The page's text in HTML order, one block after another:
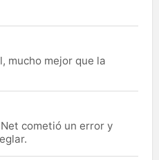
mucho mejor que la
cometió un error y